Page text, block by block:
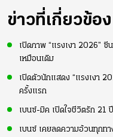
ข่าวที่เกี่ยวข้อง
เปิดภาพ “แรงเงา 2026” ซี
เหมือนเดิม
เปิดตัวนักแสดง “แรงเงา
ครั้งแรก
เบนซ์-มิค เปิดใจชีวิตรัก 21
เบนซ์ เคยลดความอ้วนทุกทา